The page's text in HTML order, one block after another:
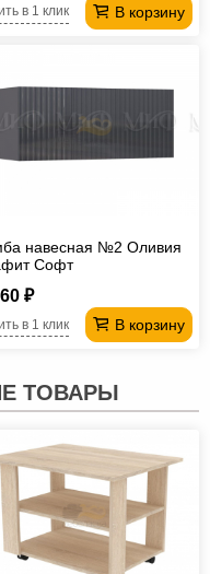
В корзину
в 1 клик
навесная №2 Оливия
Софт
₽
В корзину
в 1 клик
ТОВАРЫ